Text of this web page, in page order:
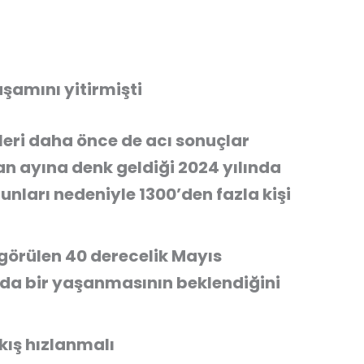
yitirmişti
daha önce de acı sonuçlar
denk geldiği 2024 yılında
nedeniyle 1300’den fazla kişi
40 derecelik Mayıs
bir yaşanmasının beklendiğini
hızlanmalı